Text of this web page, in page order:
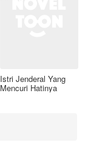
Istri Jenderal Yang
Mencuri Hatinya